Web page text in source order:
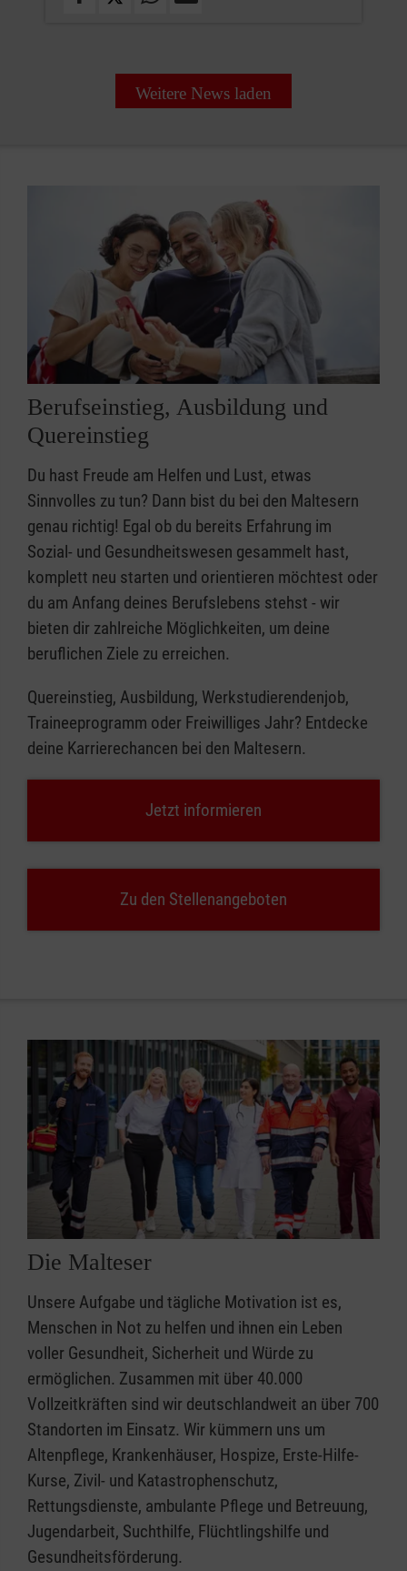
Weitere News laden
Berufseinstieg, Ausbildung und
Quereinstieg
Du hast Freude am Helfen und Lust, etwas
Sinnvolles zu tun? Dann bist du bei den Maltesern
genau richtig! Egal ob du bereits Erfahrung im
Sozial- und Gesundheitswesen gesammelt hast,
komplett neu starten und orientieren möchtest oder
du am Anfang deines Berufslebens stehst - wir
bieten dir zahlreiche Möglichkeiten, um deine
beruflichen Ziele zu erreichen.
Quereinstieg, Ausbildung, Werkstudierendenjob,
Traineeprogramm oder Freiwilliges Jahr? Entdecke
deine Karrierechancen bei den Maltesern.
Jetzt informieren
Zu den Stellenangeboten
Die Malteser
Unsere Aufgabe und tägliche Motivation ist es,
Menschen in Not zu helfen und ihnen ein Leben
voller Gesundheit, Sicherheit und Würde zu
ermöglichen. Zusammen mit über 40.000
Vollzeitkräften sind wir deutschlandweit an über 700
Standorten im Einsatz. Wir kümmern uns um
Altenpflege, Krankenhäuser, Hospize, Erste-Hilfe-
Kurse, Zivil- und Katastrophenschutz,
Rettungsdienste, ambulante Pflege und Betreuung,
Jugendarbeit, Suchthilfe, Flüchtlingshilfe und
Gesundheitsförderung.